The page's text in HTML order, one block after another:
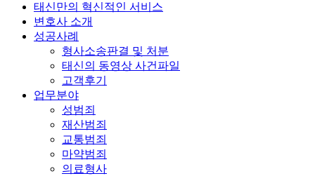
태신만의 혁신적인 서비스
변호사 소개
성공사례
형사소송판결 및 처분
태신의 동영상 사건파일
고객후기
업무분야
성범죄
재산범죄
교통범죄
마약범죄
의료형사